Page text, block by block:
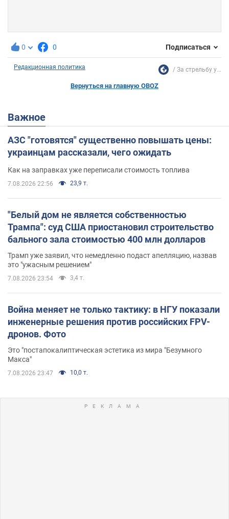
0 0 Подписаться
Редакционная политика За стрельбу у...
Вернуться на главную OBOZ
Важное
АЗС "готовятся" существенно повышать цены:
украинцам рассказали, чего ожидать
Как на заправках уже переписали стоимость топлива
7.08.2026 22:56 23,9 т.
"Белый дом не является собственностью
Трампа": суд США приостановил строительство
бального зала стоимостью 400 млн долларов
Трамп уже заявил, что немедленно подаст апелляцию, назвав
это "ужасным решением"
7.08.2026 23:54 3,4 т.
Война меняет не только тактику: в НГУ показали
инженерные решения против российских FPV-
дронов. Фото
Это "постапокалиптическая эстетика из мира "Безумного
Макса"
7.08.2026 23:47 10,0 т.